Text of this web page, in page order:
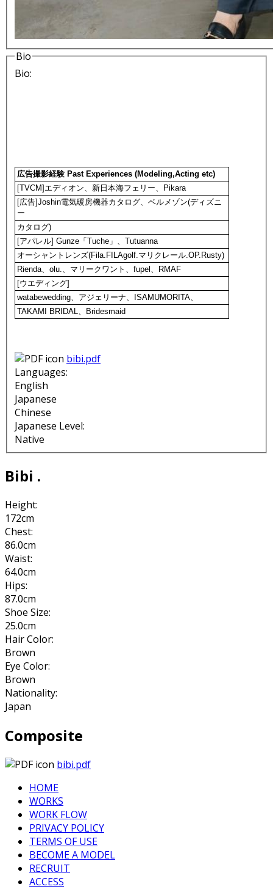
Bio
Bio:
広告撮影経験 Past Experiences (Modeling,Acting etc)
[TVCM]エディオン、新日本海フェリー、Pikara
[広告]Joshin電気暖房機器カタログ、ベルメゾン(ディズニ
ー
カタログ)
[アパレル] Gunze「Tuche」、Tutuanna
オーシャントレンズ(Fila.FILAgolf.マリクレール.OP.Rusty)
Rienda、olu.、マリークワント、fupel、RMAF
[ウエディング]
watabewedding、アジェリーナ、ISAMUMORITA、
TAKAMI BRIDAL、Bridesmaid
bibi.pdf
Languages:
English
Japanese
Chinese
Japanese Level:
Native
Bibi .
Height:
172cm
Chest:
86.0cm
Waist:
64.0cm
Hips:
87.0cm
Shoe Size:
25.0cm
Hair Color:
Brown
Eye Color:
Brown
Nationality:
Japan
Composite
bibi.pdf
HOME
WORKS
WORK FLOW
PRIVACY POLICY
TERMS OF USE
BECOME A MODEL
RECRUIT
ACCESS